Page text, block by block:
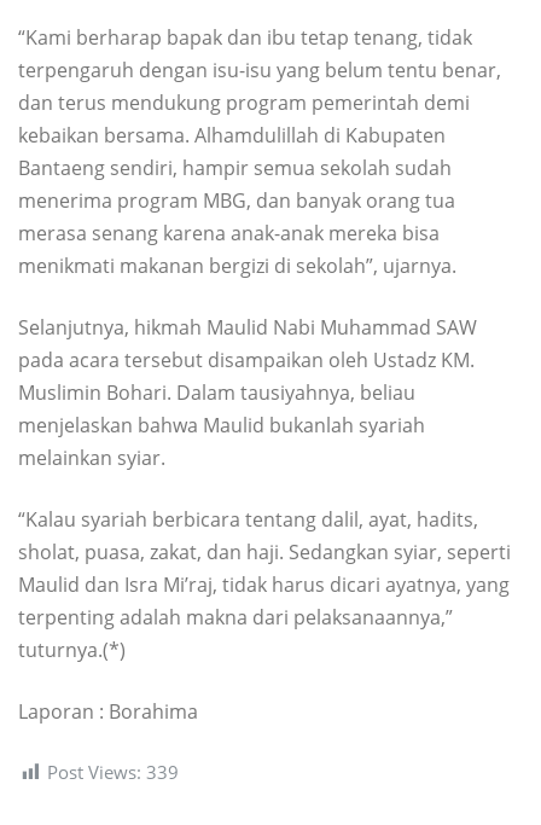
“Kami berharap bapak dan ibu tetap tenang, tidak
terpengaruh dengan isu-isu yang belum tentu benar,
dan terus mendukung program pemerintah demi
kebaikan bersama. Alhamdulillah di Kabupaten
Bantaeng sendiri, hampir semua sekolah sudah
menerima program MBG, dan banyak orang tua
merasa senang karena anak-anak mereka bisa
menikmati makanan bergizi di sekolah”, ujarnya.
Selanjutnya, hikmah Maulid Nabi Muhammad SAW
pada acara tersebut disampaikan oleh Ustadz KM.
Muslimin Bohari. Dalam tausiyahnya, beliau
menjelaskan bahwa Maulid bukanlah syariah
melainkan syiar.
“Kalau syariah berbicara tentang dalil, ayat, hadits,
sholat, puasa, zakat, dan haji. Sedangkan syiar, seperti
Maulid dan Isra Mi’raj, tidak harus dicari ayatnya, yang
terpenting adalah makna dari pelaksanaannya,”
tuturnya.(*)
Laporan : Borahima
Post Views: 339